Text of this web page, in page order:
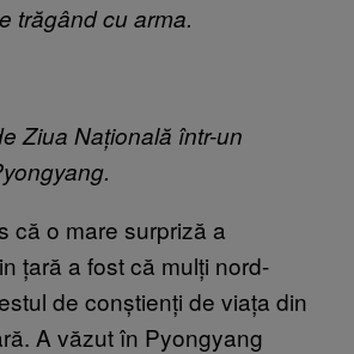
trăgând cu arma.
Ziua Națională într-un
că o mare surpriză a
țară a fost că mulți nord-
de conștienți de viața din
A văzut în Pyongyang